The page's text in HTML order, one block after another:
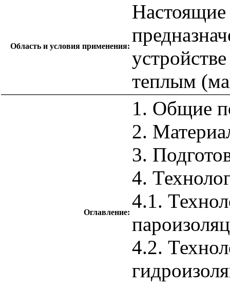
Область и условия применения:
Настоящие
теплым
Оглавление:
1. Общие
2.
3.
4.
4.1.
4.2.